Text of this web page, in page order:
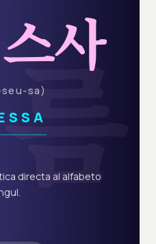
사
sa)
directa al alfabeto